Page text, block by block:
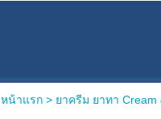
หน้าแรก> ยาครีม ยาทา Cream